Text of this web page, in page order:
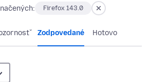
Firefox 143.0
Zodpovedané Hotovo